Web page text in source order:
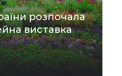
розпочала
виставка